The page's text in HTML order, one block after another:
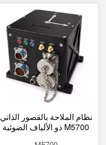
نظام الملاحة بالقصور الذاتي
M5700 ذو الألياف الضوئية